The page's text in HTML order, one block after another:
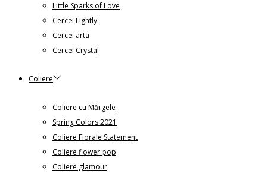
Little Sparks of Love
Cercei Lightly
Cercei arta
Cercei Crystal
Coliere
Coliere cu Mărgele
Spring Colors 2021
Coliere Florale Statement
Coliere flower pop
Coliere glamour